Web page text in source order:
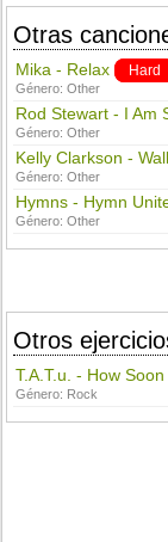
Otras
Mika - Relax Hard
Género:Other
Rod Stewart - I Am
Género:Other
Kelly Clarkson -
Género:Other
Hymns - Hymn
Género:Other
Otros
T.A.T.u. - How
Género: Rock